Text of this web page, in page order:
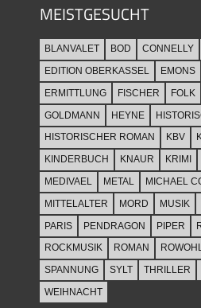
MEISTGESUCHT
BLANVALET BOD CONNELLY
EDITION OBERKASSEL
EMONS
ERMITTLUNG
FISCHER FOLK
GOLDMANN
HEYNE
HISTORISCHER ROMAN
KBV
KINDERBUCH
KNAUR KRIMI
MEDIVAEL
METAL
MICHAEL
MITTELALTER
MORD MUSIK
PARIS
PENDRAGON PIPER
ROCKMUSIK
ROMAN
SPANNUNG
SYLT THRILLER
WEIHNACHT